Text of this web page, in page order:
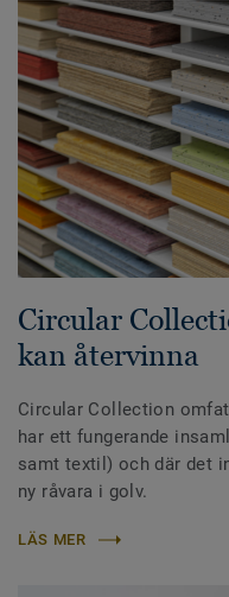
Circular
kan återvinna
Circular Collection
har ett fungerande
samt textil) och där det
ny råvara i golv.
LÄS MER